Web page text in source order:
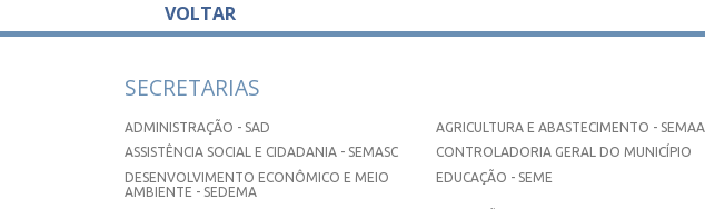
VOLTAR
SECRETARIAS
ADMINISTRAÇÃO - SAD
AGRICULTURA E ABASTECIMENTO - SEMAA
ASSISTÊNCIA SOCIAL E CIDADANIA - SEMASC
CONTROLADORIA GERAL DO MUNICÍPIO
DESENVOLVIMENTO ECONÔMICO E MEIO
AMBIENTE - SEDEMA
EDUCAÇÃO - SEME